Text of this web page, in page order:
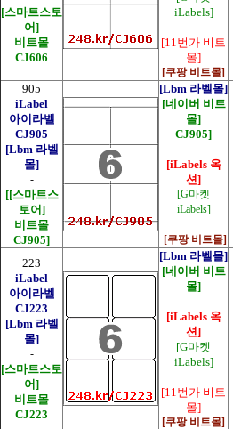
[스마트스토
어]
비트몰
CJ606
iLabels]
[11번가 비트
몰]
[쿠팡 비트몰]
905
iLabel
아이라벨
CJ905
[Lbm 라벨
몰]
-
[[스마트스
토어]
비트몰
CJ905]
[Lbm 라벨몰]
[네이버 비트
몰]
CJ905]
[iLabels 옥
션]
[G마켓
iLabels]
[쿠팡 비트몰]
223
iLabel
아이라벨
CJ223
[Lbm 라벨
몰]
-
[스마트스토
어]
비트몰
CJ223
[Lbm 라벨몰]
[네이버 비트
몰]
[iLabels 옥
션]
[G마켓
iLabels]
[11번가 비트
몰]
[쿠팡 비트몰]